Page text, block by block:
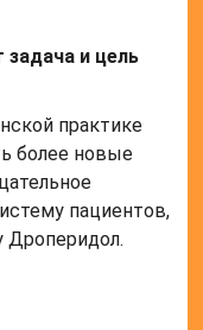
задача и цель
практике
более новые
пациентов,
Дроперидол.